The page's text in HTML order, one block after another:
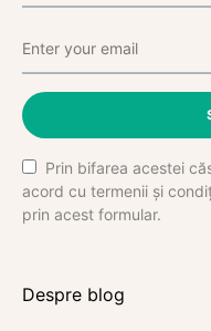
Prin bifarea acestei
acord cu termenii și
prin acest formular.
Despre blog